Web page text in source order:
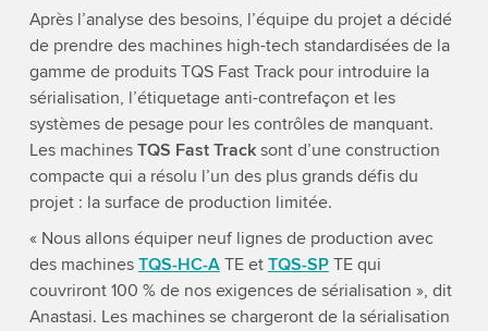
Après l’analyse des besoins, l’équipe du projet a décidé
de prendre des machines high-tech standardisées de la
gamme de produits TQS Fast Track pour introduire la
sérialisation, l’étiquetage anti-contrefaçon et les
systèmes de pesage pour les contrôles de manquant.
Les machines TQS Fast Tracksont d’une construction
compacte qui a résolu l’un des plus grands défis du
projet : la surface de production limitée.
« Nous allons équiper neuf lignes de production avec
des machines TQS-HC-ATE et TQS-SPTE qui
couvriront 100 % de nos exigences de sérialisation », dit
Anastasi. Les machines se chargeront de la sérialisation